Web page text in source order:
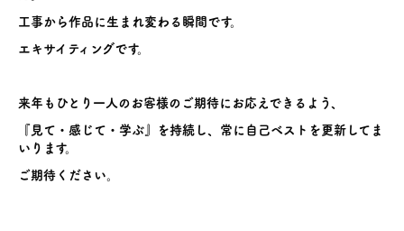
工事から作品に生まれ変わる瞬間です。
エキサイティングです。
来年もひとり一人のお客様のご期待にお応えできるよう、
『見て・感じて・学ぶ』を持続し、常に自己ベストを更新してま
いります。
ご期待ください。